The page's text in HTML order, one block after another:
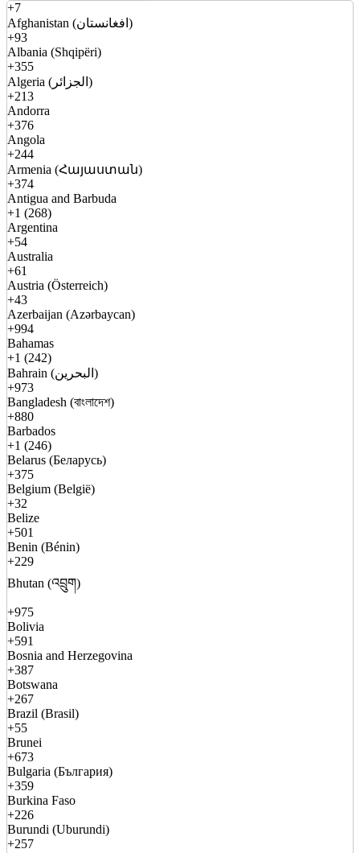
+7
Afghanistan (افغانستان)
+93
Albania (Shqipëri)
+355
Algeria (الجزائر)
+213
Andorra
+376
Angola
+244
Armenia (Հայաստան)
+374
Antigua and Barbuda
+1 (268)
Argentina
+54
Australia
+61
Austria (Österreich)
+43
Azerbaijan (Azərbaycan)
+994
Bahamas
+1 (242)
Bahrain (البحرين)
+973
Bangladesh (বাংলাদেশ)
+880
Barbados
+1 (246)
Belarus (Беларусь)
+375
Belgium (België)
+32
Belize
+501
Benin (Bénin)
+229
Bhutan (འབྲུག)
+975
Bolivia
+591
Bosnia and Herzegovina
+387
Botswana
+267
Brazil (Brasil)
+55
Brunei
+673
Bulgaria (България)
+359
Burkina Faso
+226
Burundi (Uburundi)
+257